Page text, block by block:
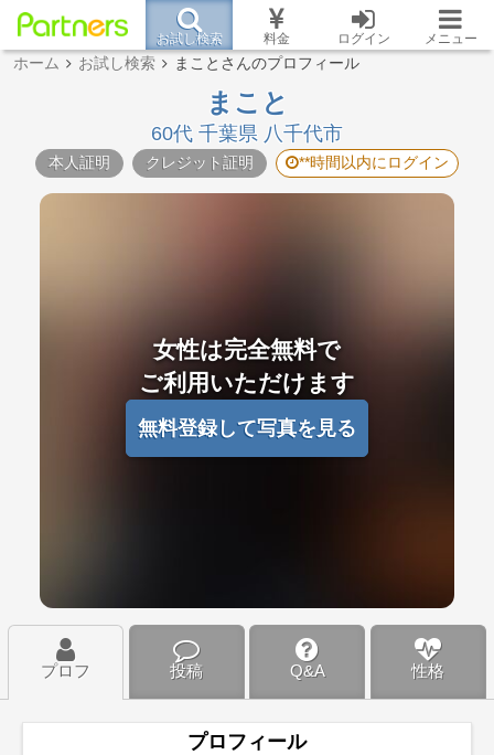
お試し検索 料金 ログイン メニュー
ホーム お試し検索 まことさんのプロフィール
まこと
60代 千葉県 八千代市
本人証明 クレジット証明 **時間以内にログイン
女性は完全無料で
ご利用いただけます
無料登録して写真を見る
プロフ 投稿 Q&A 性格
プロフィール